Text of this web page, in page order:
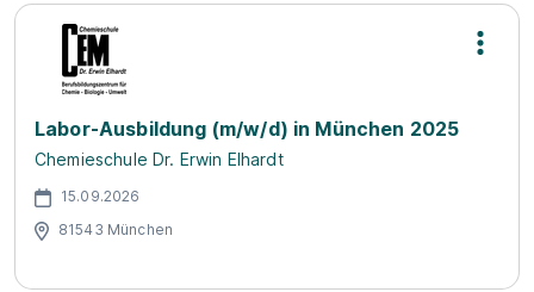
Labor-Ausbildung (m/w/d) in München 2025
Chemieschule Dr. Erwin Elhardt
15.09.2026
81543 München